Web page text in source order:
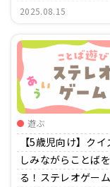
【室内】
2025.08.15
遊ぶ
【5歳児向け】ク
しみながらことば
る！ステレオゲー